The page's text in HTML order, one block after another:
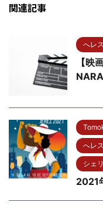
関連記事
へレ
【
へレ
シェ
2021